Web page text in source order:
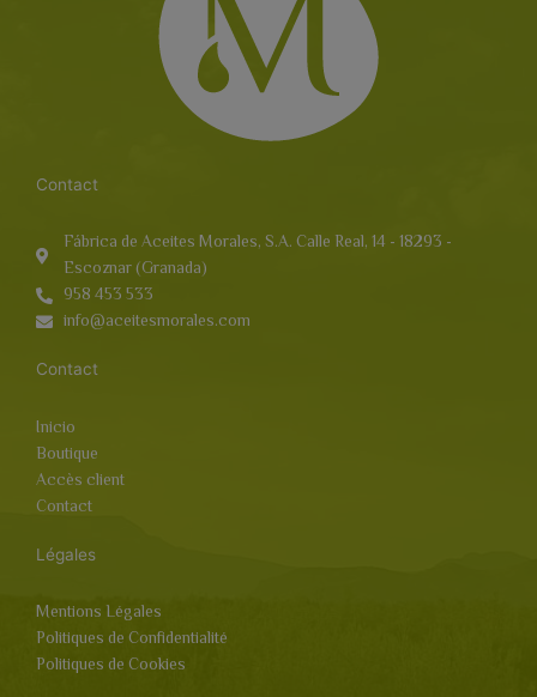
Contact
Fábrica de Aceites Morales, S.A. Calle Real, 14 - 18293 -
Escoznar (Granada)
958 453 533
info@aceitesmorales.com
Contact
Inicio
Boutique
Accès client
Contact
Légales
Mentions Légales
Politiques de Confidentialité
Politiques de Cookies